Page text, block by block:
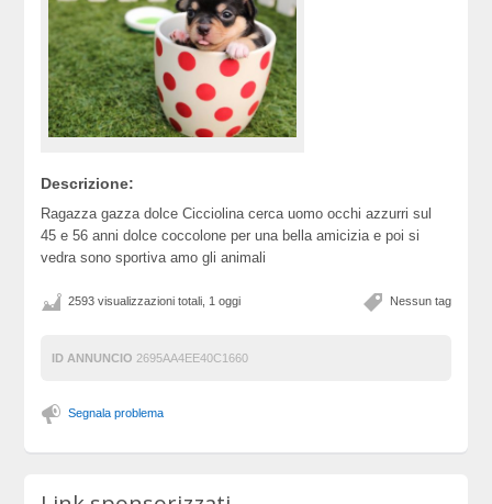
Descrizione:
Ragazza gazza dolce Cicciolina cerca uomo occhi azzurri sul
45 e 56 anni dolce coccolone per una bella amicizia e poi si
vedra sono sportiva amo gli animali
Nessun tag
2593 visualizzazioni totali, 1 oggi
ID ANNUNCIO 2695AA4EE40C1660
Segnala problema